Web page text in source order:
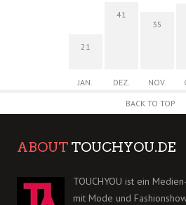
21
JAN.
41
DEZ.
35
NOV.
BACK TO TOP
ABOUT TOUCHYOU.DE
TOUCHYOU ist ein
mit Mode und